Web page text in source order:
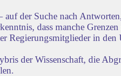
der Suche nach
dass manche Grenzen
Regierungsmitglieder in
der Wissenschaft, die